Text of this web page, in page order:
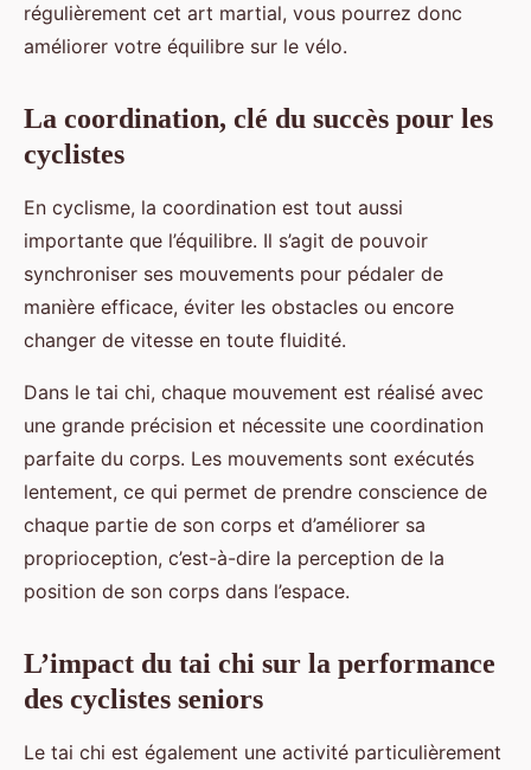
régulièrement cet art martial, vous pourrez donc
améliorer votre équilibre sur le vélo.
La coordination, clé du succès pour les
cyclistes
En cyclisme, la coordination est tout aussi
importante que l’équilibre. Il s’agit de pouvoir
synchroniser ses mouvements pour pédaler de
manière efficace, éviter les obstacles ou encore
changer de vitesse en toute fluidité.
Dans le tai chi, chaque mouvement est réalisé avec
une grande précision et nécessite une coordination
parfaite du corps. Les mouvements sont exécutés
lentement, ce qui permet de prendre conscience de
chaque partie de son corps et d’améliorer sa
proprioception, c’est-à-dire la perception de la
position de son corps dans l’espace.
L’impact du tai chi sur la performance
des cyclistes seniors
Le tai chi est également une activité particulièrement